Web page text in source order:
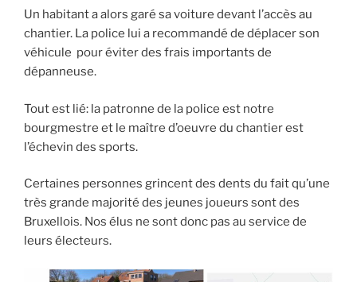
Un habitant a alors garé sa voiture devant l’accès au
chantier. La police lui a recommandé de déplacer son
véhicule pour éviter des frais importants de
dépanneuse.
Tout est lié: la patronne de la police est notre
bourgmestre et le maître d’oeuvre du chantier est
l’échevin des sports.
Certaines personnes grincent des dents du fait qu’une
très grande majorité des jeunes joueurs sont des
Bruxellois. Nos élus ne sont donc pas au service de
leurs électeurs.